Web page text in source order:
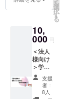
ていた
いま
す。 詳
細は本
文中の
リター
ン紹介
の項目
をご覧
くださ
ド」を
お伝え
ら、皆
さんと
お話を
してい
きま
す。子
子ども
が社会
に出て
から安
心して
生きて
いくた
めに、
今、私
content
/upload
02/1d18
772b7c
8e7726
399e5f
600568
641f.pd
f） を1
冊お届
けする
を
選
択
す
る
10,
000 円
＜法人
様向け
＞学び
舎めぶ
き専用
ペー
支援
者：
8人